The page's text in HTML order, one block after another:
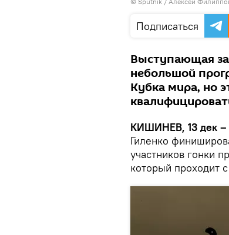
Подписаться
Выступающая
небольшой
Кубка мира, но
КИШИНЕВ, 13 дек –
Гиленко
участников гонки
который проходит